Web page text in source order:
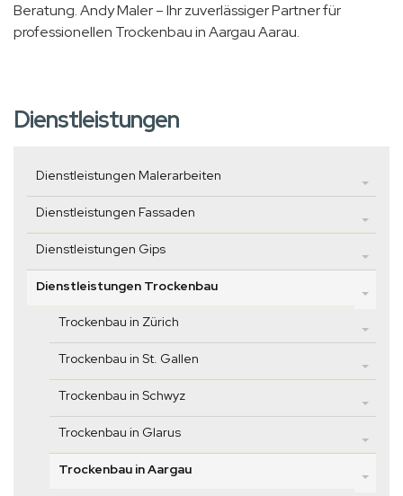
Beratung. Andy Maler – Ihr zuverlässiger Partner für
professionellen Trockenbau in Aargau Aarau.
Dienstleistungen
Dienstleistungen Malerarbeiten
Dienstleistungen Fassaden
Dienstleistungen Gips
Dienstleistungen Trockenbau
Trockenbau in Zürich
Trockenbau in St. Gallen
Trockenbau in Schwyz
Trockenbau in Glarus
Trockenbau in Aargau